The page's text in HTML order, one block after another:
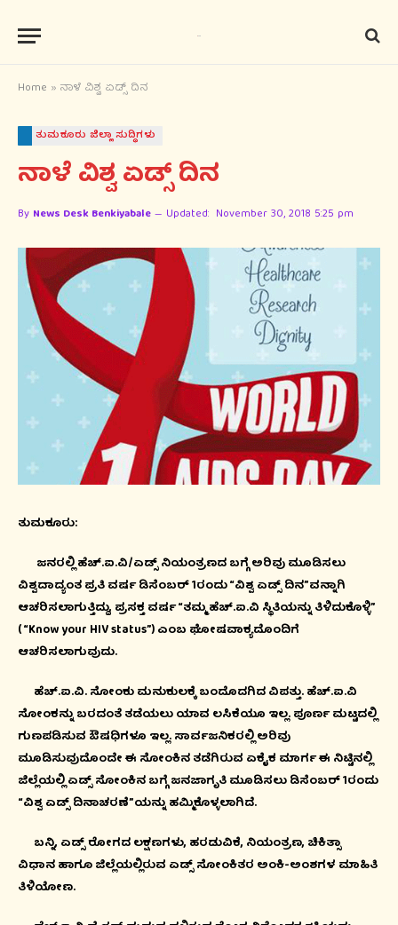
Home » ನಾಳೆ ವಿಶ್ವ ಏಡ್ಸ್ ದಿನ
ತುಮಕೂರು ಜಿಲ್ಲಾ ಸುದ್ಧಿಗಳು
ನಾಳೆ ವಿಶ್ವ ಏಡ್ಸ್ ದಿನ
By News Desk Benkiyabale Updated: November 30, 2018 5:25 pm
ತುಮಕೂರು:
ಜನರಲ್ಲಿ ಹೆಚ್.ಐ.ವಿ/ಏಡ್ಸ್ ನಿಯಂತ್ರಣದ ಬಗ್ಗೆ ಅರಿವು ಮೂಡಿಸಲು
ವಿಶ್ವದಾದ್ಯಂತ ಪ್ರತಿ ವರ್ಷ ಡಿಸೆಂಬರ್ 1ರಂದು “ವಿಶ್ವ ಏಡ್ಸ್ ದಿನ”ವನ್ನಾಗಿ
ಆಚರಿಸಲಾಗುತ್ತಿದ್ದು, ಪ್ರಸಕ್ತ ವರ್ಷ “ತಮ್ಮ ಹೆಚ್.ಐ.ವಿ ಸ್ಥಿತಿಯನ್ನು ತಿಳಿದುಕೊಳ್ಳಿ”
( “Know your HIV status”) ಎಂಬ ಘೋಷವಾಕ್ಯದೊಂದಿಗೆ
ಆಚರಿಸಲಾಗುವುದು.
ಹೆಚ್.ಐ.ವಿ. ಸೋಂಕು ಮನುಕುಲಕ್ಕೆ ಬಂದೊದಗಿದ ವಿಪತ್ತು. ಹೆಚ್.ಐ.ವಿ
ಸೋಂಕನ್ನು ಬರದಂತೆ ತಡೆಯಲು ಯಾವ ಲಸಿಕೆಯೂ ಇಲ್ಲ. ಪೂರ್ಣ ಮಟ್ಟದಲ್ಲಿ
ಗುಣಪಡಿಸುವ ಔಷಧಿಗಳೂ ಇಲ್ಲ. ಸಾರ್ವಜನಿಕರಲ್ಲಿ ಅರಿವು
ಮೂಡಿಸುವುದೊಂದೇ ಈ ಸೋಂಕಿನ ತಡೆಗಿರುವ ಏಕೈಕ ಮಾರ್ಗ ಈ ನಿಟ್ಟಿನಲ್ಲಿ
ಜಿಲ್ಲೆಯಲ್ಲಿ ಏಡ್ಸ್ ಸೋಂಕಿನ ಬಗ್ಗೆ ಜನಜಾಗೃತಿ ಮೂಡಿಸಲು ಡಿಸೆಂಬರ್ 1ರಂದು
“ವಿಶ್ವ ಏಡ್ಸ್ ದಿನಾಚರಣೆ”ಯನ್ನು ಹಮ್ಮಿಕೊಳ್ಳಲಾಗಿದೆ.
ಬನ್ನಿ, ಏಡ್ಸ್ ರೋಗದ ಲಕ್ಷಣಗಳು, ಹರಡುವಿಕೆ, ನಿಯಂತ್ರಣ, ಚಿಕಿತ್ಸಾ
ವಿಧಾನ ಹಾಗೂ ಜಿಲ್ಲೆಯಲ್ಲಿರುವ ಏಡ್ಸ್ ಸೋಂಕಿತರ ಅಂಕಿ-ಅಂಶಗಳ ಮಾಹಿತಿ
ತಿಳಿಯೋಣ.